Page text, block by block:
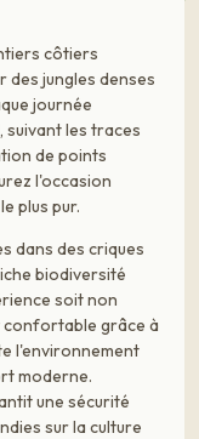
côtiers
jungles denses
journée
suivant les traces
de points
l'occasion
plus pur.
dans des criques
biodiversité
soit non
confortable grâce à
l'environnement
moderne.
une sécurité
sur la culture